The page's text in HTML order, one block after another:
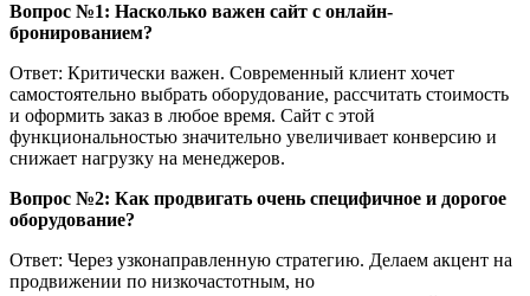
Вопрос №1: Насколько важен сайт с онлайн-
бронированием?
Ответ: Критически важен. Современный клиент хочет
самостоятельно выбрать оборудование, рассчитать стоимость
и оформить заказ в любое время. Сайт с этой
функциональностью значительно увеличивает конверсию и
снижает нагрузку на менеджеров.
Вопрос №2: Как продвигать очень специфичное и дорогое
оборудование?
Ответ: Через узконаправленную стратегию. Делаем акцент на
продвижении по низкочастотным, но